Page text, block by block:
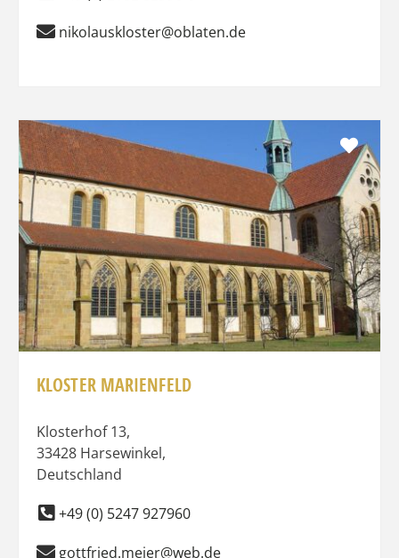
nikolauskloster@oblaten.de
KLOSTER MARIENFELD
Klosterhof 13,
33428 Harsewinkel,
Deutschland
+49 (0) 5247 927960
gottfried.meier@web.de